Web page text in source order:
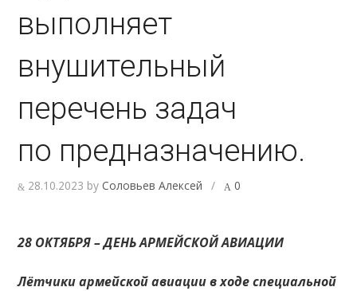
выполняет
внушительный
перечень задач
по предназначению.
28.10.2023 byСоловьев Алексей / 0
28 ОКТЯБРЯ – ДЕНЬ АРМЕЙСКОЙ АВИАЦИИ
Лётчики армейской авиации в ходе специальной